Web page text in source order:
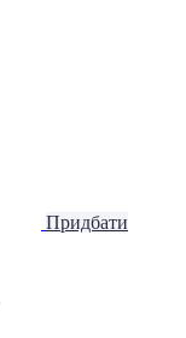
Придбати